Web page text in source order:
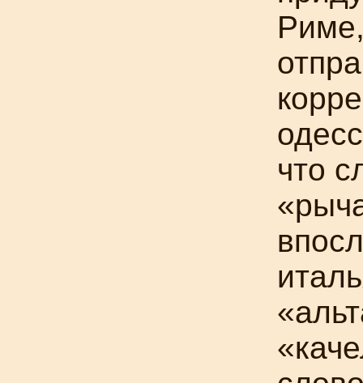
что